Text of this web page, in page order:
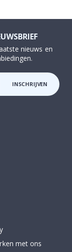
nieuws en
INSCHRIJVEN
met ons